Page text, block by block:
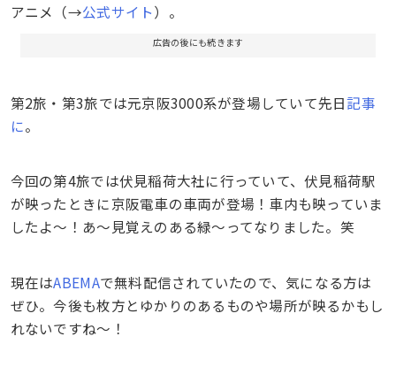
アニメ（→公式サイト）。
広告の後にも続きます
第2旅・第3旅では元京阪3000系が登場していて先日記事
に。
今回の第4旅では伏見稲荷大社に行っていて、伏見稲荷駅
が映ったときに京阪電車の車両が登場！車内も映っていま
したよ〜！あ〜見覚えのある緑〜ってなりました。笑
現在はABEMAで無料配信されていたので、気になる方は
ぜひ。今後も枚方とゆかりのあるものや場所が映るかもし
れないですね〜！